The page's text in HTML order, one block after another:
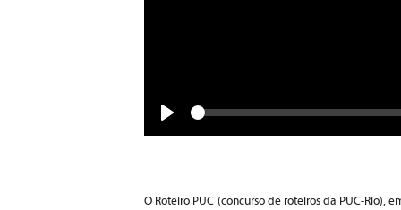
Seek
O Roteiro PUC (concurso de roteiros da PUC-Rio),